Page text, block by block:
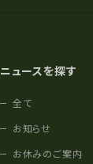
ニュースを探す
全て
お知らせ
お休みのご案内